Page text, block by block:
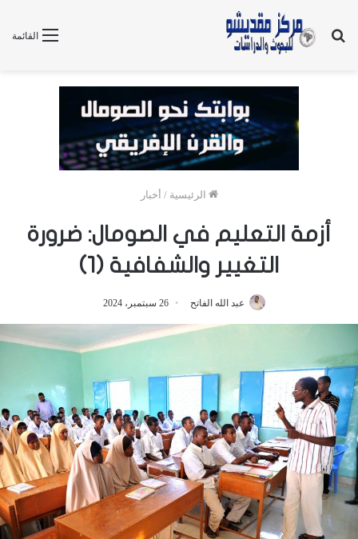
القائمة
بحث
الرئيسية / أخبار
أزمة التعليم في الصومال: ضرورة
التغيير والشفافية (1)
عبد الله الفاتح 26 سبتمبر، 2024